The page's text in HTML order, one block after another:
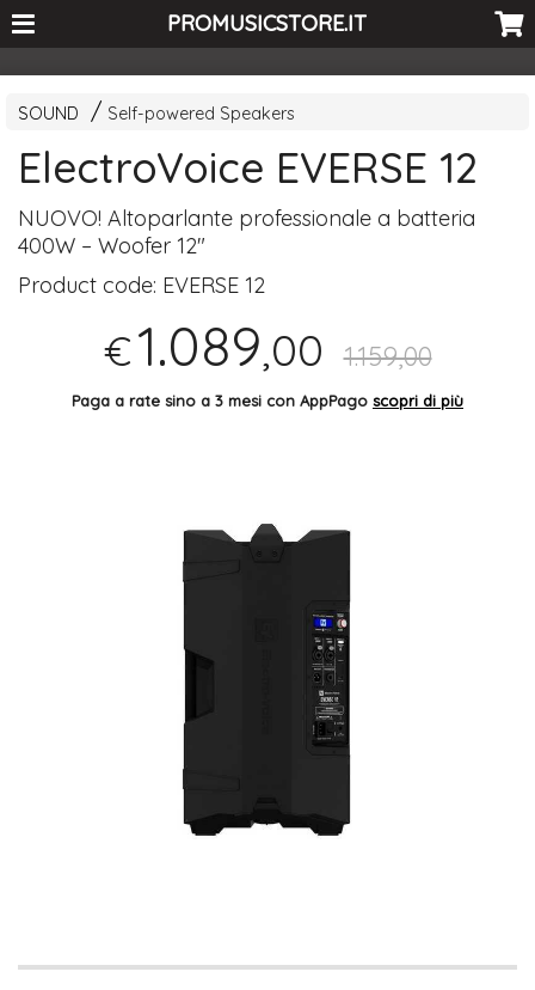
<-- Curio's GSC -->PROMUSICSTORE.IT
SOUND Self-powered Speakers
ElectroVoice EVERSE 12
NUOVO! Altoparlante professionale a batteria
400W – Woofer 12"
Product code: EVERSE 12
€1.089,00 1.159,00
Paga a rate sino a 3 mesi con AppPago scopri di più